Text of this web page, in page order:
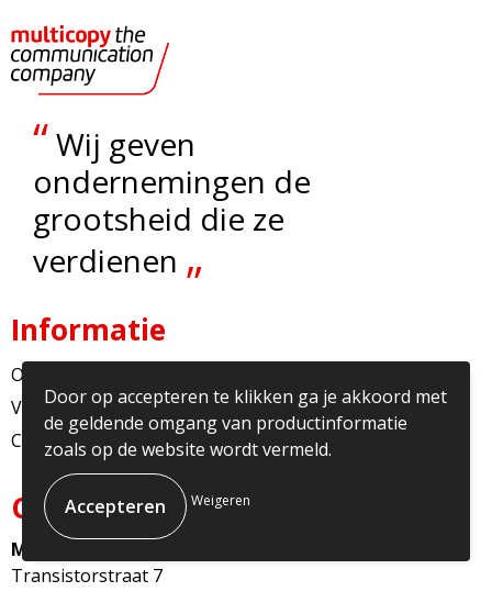
“Wij geven
ondernemingen de
grootsheid die ze
verdienen „
Informatie
Over ons
Veelgestelde vragen
Contact
Contact
Multicopy Nederland
Transistorstraat 7
Door op accepteren te klikken ga je akkoord met
de geldende omgang van productinformatie
zoals op de website wordt vermeld.
Weigeren